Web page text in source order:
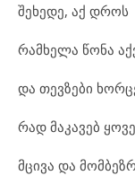
შეხედე, აქ დროს
რამხელა წონა
და თევზები ხორ
რად მაკავებ ყო
მცივა და მომბეზ